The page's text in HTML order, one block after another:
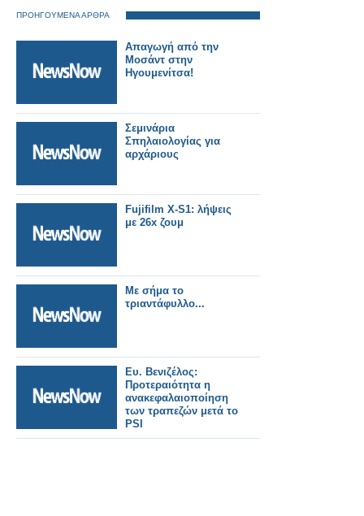
ΠΡΟΗΓΟΥΜΕΝΑ ΑΡΘΡΑ
Απαγωγή από την
Μοσάντ στην
Ηγουμενίτσα!
Σεμινάρια
Σπηλαιολογίας για
αρχάριους
Fujifilm X-S1: λήψεις
με 26x ζουμ
Με σήμα το
τριαντάφυλλο...
Ευ. Βενιζέλος:
Προτεραιότητα η
ανακεφαλαιοποίηση
των τραπεζών μετά το
PSI